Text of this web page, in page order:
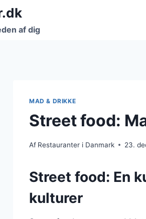
af dig
MAD & DRIKKE
Street food:
Af Restauranter i Danmark 23.
Street food: En
kulturer